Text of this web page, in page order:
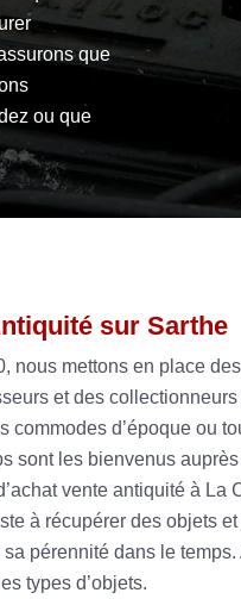
que
ou que
sur Sarthe
nous mettons en place
et des
commodes d’époque ou
sont les bienvenus
vente antiquité à La
à récupérer des objets
sa pérennité dans le
types d’objets.